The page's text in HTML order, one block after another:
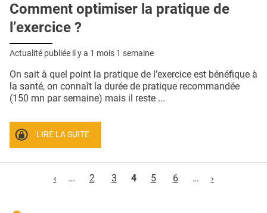
Comment optimiser la pratique de
l’exercice ?
Actualité publiée il y a 1 mois 1 semaine
On sait à quel point la pratique de l’exercice est bénéfique à
la santé, on connaît la durée de pratique recommandée
(150 mn par semaine) mais il reste ...
LIRE LA SUITE
‹
… 2 3 4 5 6 … ›